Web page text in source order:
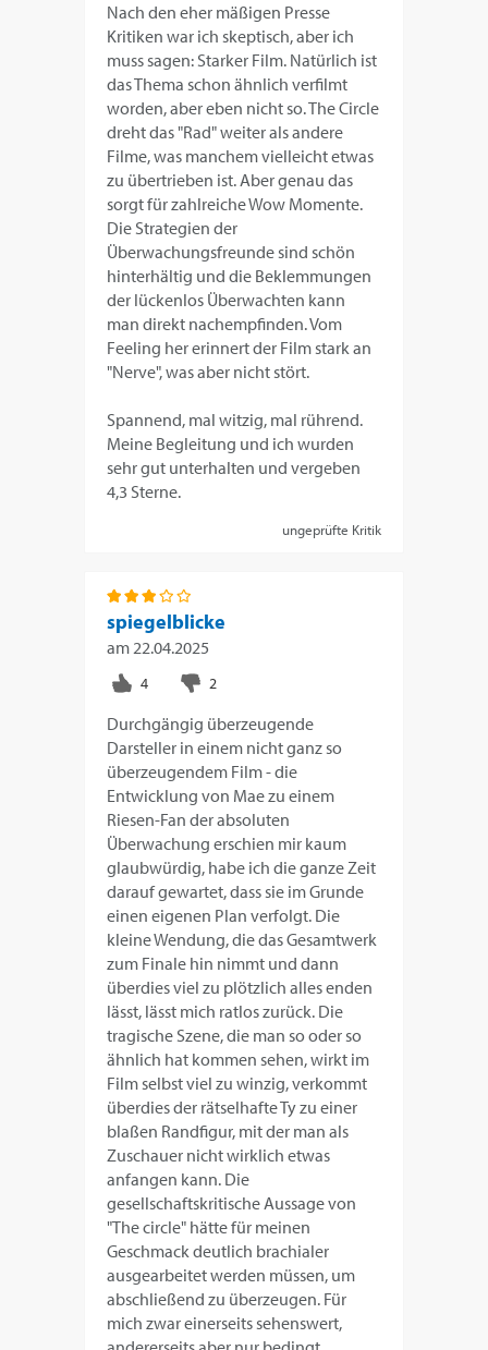
Nach den eher mäßigen Presse
Kritiken war ich skeptisch, aber ich
muss sagen: Starker Film. Natürlich ist
das Thema schon ähnlich verfilmt
worden, aber eben nicht so. The Circle
dreht das "Rad" weiter als andere
Filme, was manchem vielleicht etwas
zu übertrieben ist. Aber genau das
sorgt für zahlreiche Wow Momente.
Die Strategien der
Überwachungsfreunde sind schön
hinterhältig und die Beklemmungen
der lückenlos Überwachten kann
man direkt nachempfinden. Vom
Feeling her erinnert der Film stark an
"Nerve", was aber nicht stört.
Spannend, mal witzig, mal rührend.
Meine Begleitung und ich wurden
sehr gut unterhalten und vergeben
4,3 Sterne.
ungeprüfte Kritik
spiegelblicke
am22.04.2025
Durchgängig überzeugende
Darsteller in einem nicht ganz so
überzeugendem Film - die
Entwicklung von Mae zu einem
Riesen-Fan der absoluten
Überwachung erschien mir kaum
glaubwürdig, habe ich die ganze Zeit
darauf gewartet, dass sie im Grunde
einen eigenen Plan verfolgt. Die
kleine Wendung, die das Gesamtwerk
zum Finale hin nimmt und dann
überdies viel zu plötzlich alles enden
lässt, lässt mich ratlos zurück. Die
tragische Szene, die man so oder so
ähnlich hat kommen sehen, wirkt im
Film selbst viel zu winzig, verkommt
überdies der rätselhafte Ty zu einer
blaßen Randfigur, mit der man als
Zuschauer nicht wirklich etwas
anfangen kann. Die
gesellschaftskritische Aussage von
"The circle" hätte für meinen
Geschmack deutlich brachialer
ausgearbeitet werden müssen, um
abschließend zu überzeugen. Für
mich zwar einerseits sehenswert,